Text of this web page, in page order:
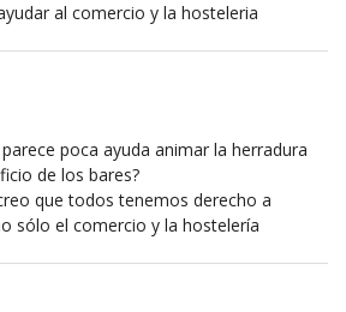
al comercio y la hosteleria
poca ayuda animar la herradura
de los bares?
que todos tenemos derecho a
sólo el comercio y la hostelería